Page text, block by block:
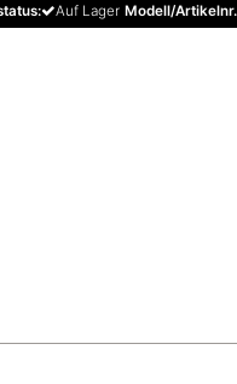
Auf Lager Modell/